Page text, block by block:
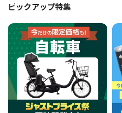
ピックアップ特集